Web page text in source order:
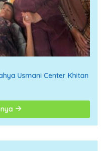
Usmani Center Khitan